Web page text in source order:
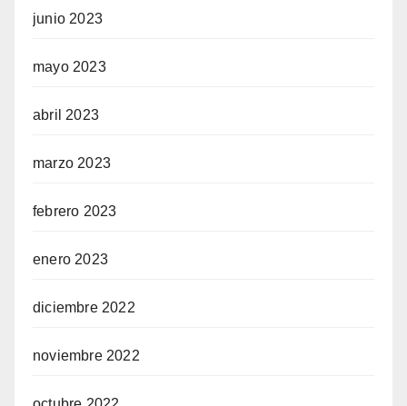
junio 2023
mayo 2023
abril 2023
marzo 2023
febrero 2023
enero 2023
diciembre 2022
noviembre 2022